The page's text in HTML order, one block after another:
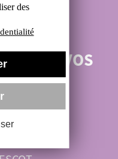
49 05
VOS
01
des